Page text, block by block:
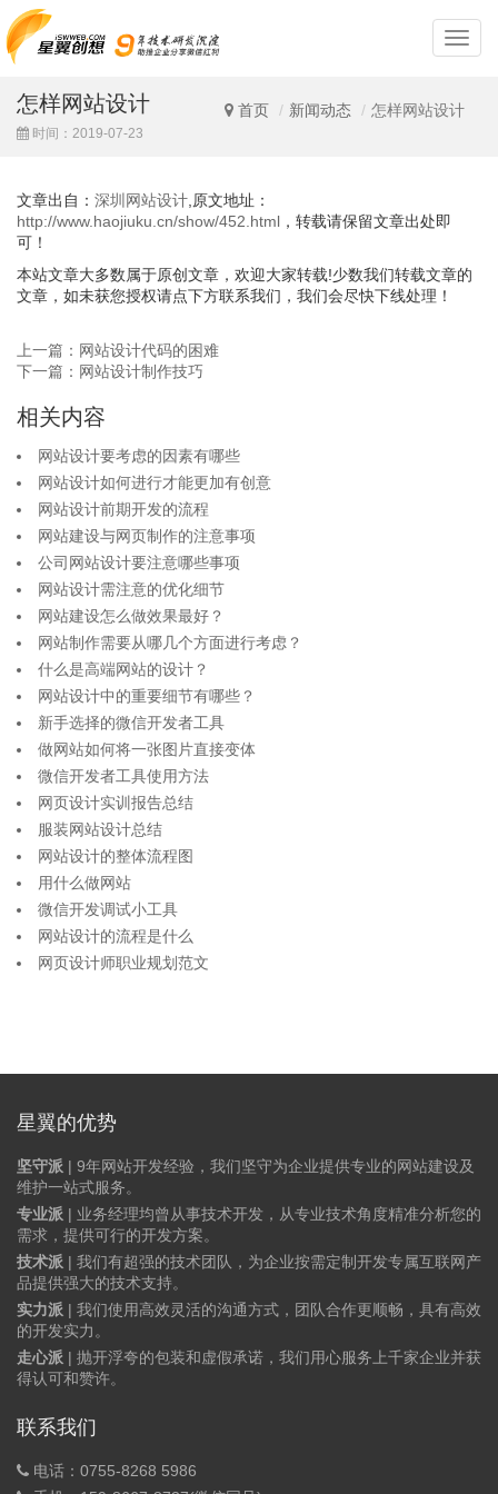
深
圳
站
设
首页 新闻动态 怎样网站设计
怎样网站设计
时间：2019-07-23
文章出自： 深圳网站设计 ,原文地址：
http://www.haojiuku.cn/show/452.html ，转载请保留文章出处即
可！
本站文章大多数属于原创文章，欢迎大家转载!少数我们转载文章的
文章，如未获您授权请点下方联系我们，我们会尽快下线处理！
上一篇：网站设计代码的困难
下一篇：网站设计制作技巧
相关内容
网站设计要考虑的因素有哪些
网站设计如何进行才能更加有创意
网站设计前期开发的流程
网站建设与网页制作的注意事项
公司网站设计要注意哪些事项
网站设计需注意的优化细节
网站建设怎么做效果最好？
网站制作需要从哪几个方面进行考虑？
什么是高端网站的设计？
网站设计中的重要细节有哪些？
新手选择的微信开发者工具
做网站如何将一张图片直接变体
微信开发者工具使用方法
网页设计实训报告总结
服装网站设计总结
网站设计的整体流程图
用什么做网站
微信开发调试小工具
网站设计的流程是什么
网页设计师职业规划范文
星翼的优势
坚守派 | 9年网站开发经验，我们坚守为企业提供专业的网站建设及
维护一站式服务。
专业派 | 业务经理均曾从事技术开发，从专业技术角度精准分析您的
需求，提供可行的开发方案。
技术派 | 我们有超强的技术团队，为企业按需定制开发专属互联网产
品提供强大的技术支持。
实力派 | 我们使用高效灵活的沟通方式，团队合作更顺畅，具有高效
的开发实力。
走心派 | 抛开浮夸的包装和虚假承诺，我们用心服务上千家企业并获
得认可和赞许。
联系我们
电话：0755-8268 5986